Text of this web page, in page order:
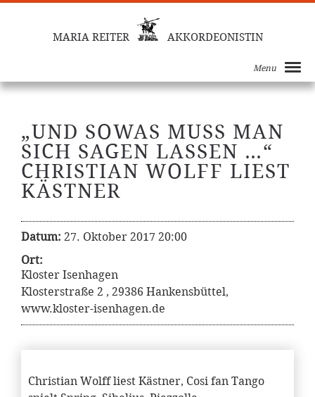
MARIA REITER AKKORDEONISTIN
Menu
„UND SOWAS MUSS MAN S
ICH SAGEN LASSEN …“
CHRISTIAN WOLFF LIEST
KÄSTNER
Datum: 27. Oktober 2017 20:00
Ort:
Kloster Isenhagen
Klosterstraße 2 , 29386 Hankensbüttel,
www.kloster-isenhagen.de
Christian Wolff liest Kästner, Cosi fan Tango